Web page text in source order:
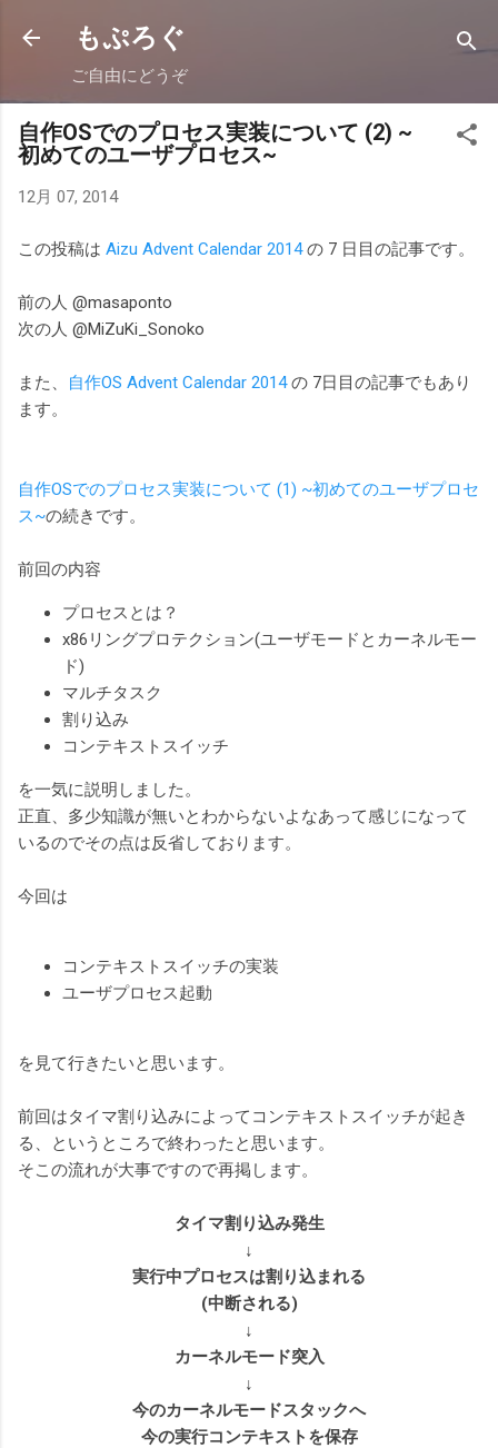
スキップしてメイン コンテンツに移動
もぷろぐ
ご自由にどうぞ
自作OSでのプロセス実装について (2) ~
初めてのユーザプロセス~
12月 07, 2014
この投稿は Aizu Advent Calendar 2014の 7 日目の記事です。
前の人 @masaponto
次の人 @MiZuKi_Sonoko
また、 自作OS Advent Calendar 2014の 7日目の記事でもあり
ます。
自作OSでのプロセス実装について (1) ~初めてのユーザプロセ
ス~の続きです。
前回の内容
プロセスとは？
x86リングプロテクション(ユーザモードとカーネルモー
ド)
マルチタスク
割り込み
コンテキストスイッチ
を一気に説明しました。
正直、多少知識が無いとわからないよなあって感じになって
いるのでその点は反省しております。
今回は
コンテキストスイッチの実装
ユーザプロセス起動
を見て行きたいと思います。
前回はタイマ割り込みによってコンテキストスイッチが起き
る、というところで終わったと思います。
そこの流れが大事ですので再掲します。
タイマ割り込み発生
↓
実行中プロセスは割り込まれる
(中断される)
↓
カーネルモード突入
↓
今のカーネルモードスタックへ
今の実行コンテキストを保存